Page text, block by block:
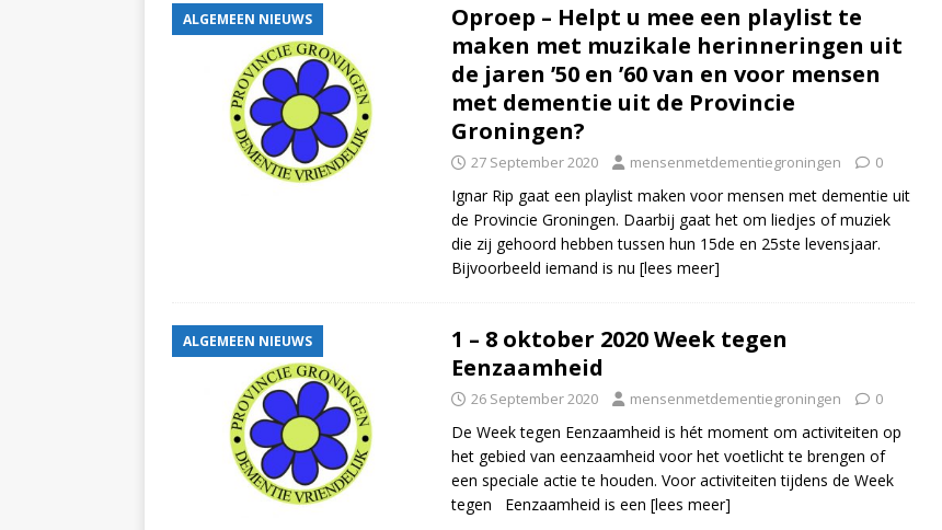
ALGEMEEN NIEUWS
Oproep – Helpt u mee een playlist te
maken met muzikale herinneringen uit
de jaren ’50 en ’60 van en voor mensen
met dementie uit de Provincie
Groningen?
27 September 2020 mensenmetdementiegroningen 0
Ignar Rip gaat een playlist maken voor mensen met dementie uit
de Provincie Groningen. Daarbij gaat het om liedjes of muziek
die zij gehoord hebben tussen hun 15de en 25ste levensjaar.
Bijvoorbeeld iemand is nu [lees meer]
ALGEMEEN NIEUWS
1 – 8 oktober 2020 Week tegen
Eenzaamheid
26 September 2020 mensenmetdementiegroningen 0
De Week tegen Eenzaamheid is hét moment om activiteiten op
het gebied van eenzaamheid voor het voetlicht te brengen of
een speciale actie te houden. Voor activiteiten tijdens de Week
tegen Eenzaamheid is een [lees meer]